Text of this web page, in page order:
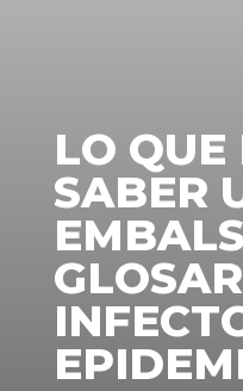
LO QUE
SABER